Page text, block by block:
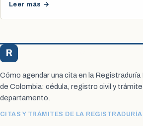
Leer más →
R
Cómo agendar una cita en la Registraduría
de Colombia: cédula, registro civil y
departamento.
CITAS Y TRÁMITES DE LA